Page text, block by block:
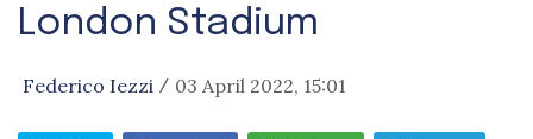
London Stadium
Federico Iezzi / 03 April 2022, 15:01